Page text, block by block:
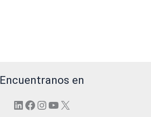
Encuentranos en
LinkedIn
Facebook
Instagram
YouTube
X